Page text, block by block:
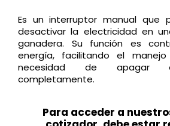
Es un interruptor manual que
desactivar la electricidad en
ganadera. Su función es
energía, facilitando el
necesidad de apagar
completamente.
Para acceder a